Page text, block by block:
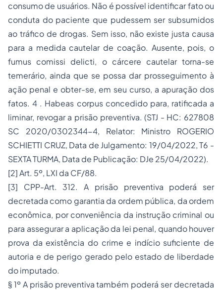
consumo de usuários. Não é possível identificar fato ou
conduta do paciente que pudessem ser subsumidos
ao tráfico de drogas. Sem isso, não existe justa causa
para a medida cautelar de coação. Ausente, pois, o
fumus comissi delicti, o cárcere cautelar torna-se
temerário, ainda que se possa dar prosseguimento à
ação penal e obter-se, em seu curso, a apuração dos
fatos. 4 . Habeas corpus concedido para, ratificada a
liminar, revogar a prisão preventiva. (STJ - HC: 627808
SC 2020/0302344-4, Relator: Ministro ROGERIO
SCHIETTI CRUZ, Data de Julgamento: 19/04/2022, T6 -
SEXTA TURMA, Data de Publicação: DJe 25/04/2022).
[2] Art. 5º, LXI da CF/88.
[3] CPP-Art. 312. A prisão preventiva poderá ser
decretada como garantia da ordem pública, da ordem
econômica, por conveniência da instrução criminal ou
para assegurar a aplicação da lei penal, quando houver
prova da existência do crime e indício suficiente de
autoria e de perigo gerado pelo estado de liberdade
do imputado.
§ 1º A prisão preventiva também poderá ser decretada